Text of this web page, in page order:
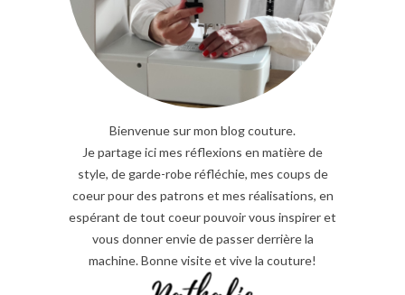
Bienvenue sur mon blog couture.
Je partage ici mes réflexions en matière de
style, de garde-robe réfléchie, mes coups de
coeur pour des patrons et mes réalisations, en
espérant de tout coeur pouvoir vous inspirer et
vous donner envie de passer derrière la
machine. Bonne visite et vive la couture!